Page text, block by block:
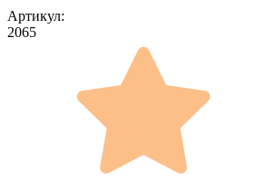
Артикул:
2065